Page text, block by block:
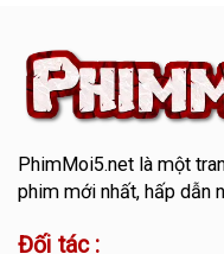
PhimMoi5.netlà một
phim mới nhất, hấp dẫn
Đối tác :